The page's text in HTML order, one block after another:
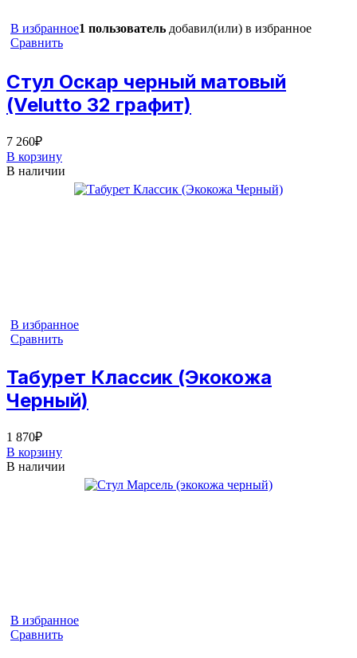
В избранное1 пользователь добавил(или) в избранное
Сравнить
Стул Оскар черный матовый
(Velutto 32 графит)
7 260₽
В корзину
В наличии
В избранное
Сравнить
Табурет Классик (Экокожа
Черный)
1 870₽
В корзину
В наличии
В избранное
Сравнить